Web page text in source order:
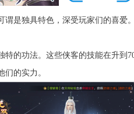
独具特色，深受玩家们的喜爱
功法。这些侠客的技能在升到
的实力。